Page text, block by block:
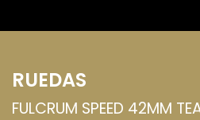
RUEDAS
FULCRUM SPEED 42MM